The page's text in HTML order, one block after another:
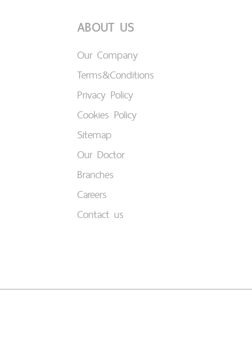
ABOUT US
Our Company
Terms&Conditions
Privacy Policy
Cookies Policy
Sitemap
Our Doctor
Branches
Careers
Contact us